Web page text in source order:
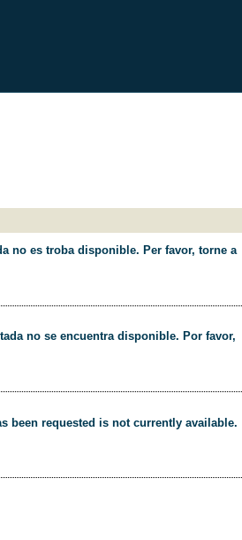
no es troba disponible. Per favor, torne a
no se encuentra disponible. Por favor,
been requested is not currently available.